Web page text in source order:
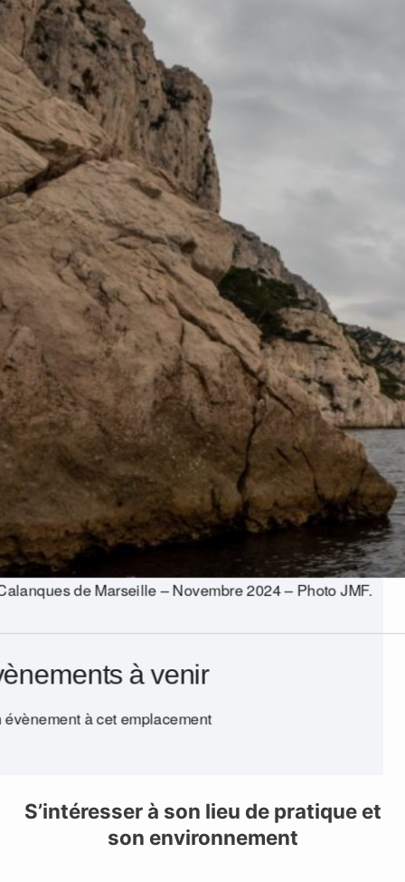
de Marseille – Novembre 2024 – Photo JMF.
à venir
évènement à cet emplacement
S’intéresser à son lieu de pratique et
son environnement